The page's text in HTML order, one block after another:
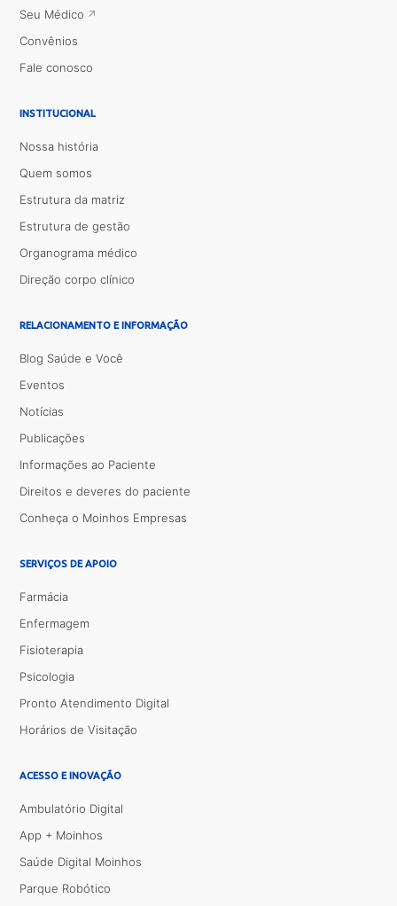
Seu Médico
Convênios
Fale conosco
INSTITUCIONAL
Nossa história
Quem somos
Estrutura da matriz
Estrutura de gestão
Organograma médico
Direção corpo clínico
RELACIONAMENTO E INFORMAÇÃO
Blog Saúde e Você
Eventos
Notícias
Publicações
Informações ao Paciente
Direitos e deveres do paciente
Conheça o Moinhos Empresas
SERVIÇOS DE APOIO
Farmácia
Enfermagem
Fisioterapia
Psicologia
Pronto Atendimento Digital
Horários de Visitação
ACESSO E INOVAÇÃO
Ambulatório Digital
App + Moinhos
Saúde Digital Moinhos
Parque Robótico